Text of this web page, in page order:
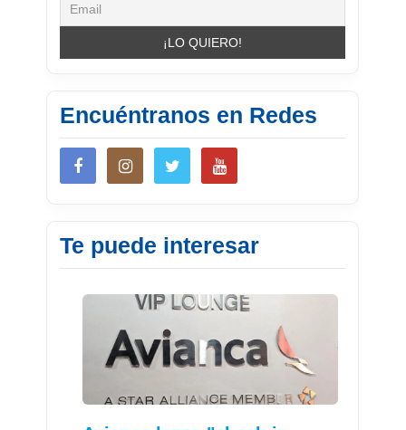
Encuéntranos en Redes
Te puede interesar